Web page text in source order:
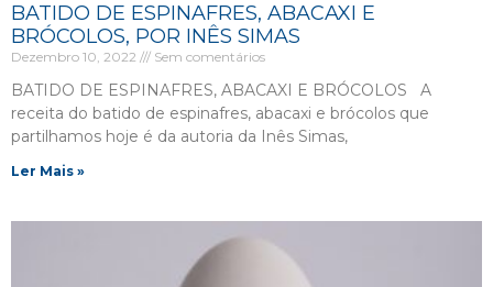
BATIDO DE ESPINAFRES, ABACAXI E
BRÓCOLOS, POR INÊS SIMAS
Dezembro 10, 2022 Sem comentários
BATIDO DE ESPINAFRES, ABACAXI E BRÓCOLOS A
receita do batido de espinafres, abacaxi e brócolos que
partilhamos hoje é da autoria da Inês Simas,
Ler Mais »